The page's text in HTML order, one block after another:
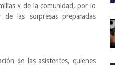
y de la comunidad, por lo
las sorpresas preparadas
de las asistentes, quienes